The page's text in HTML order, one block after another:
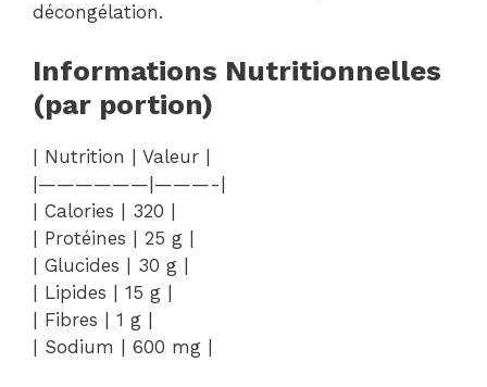
décongélation.
Informations Nutritionnelles
(par portion)
| Nutrition | Valeur |
|——————|———-|
| Calories | 320 |
| Protéines | 25 g |
| Glucides | 30 g |
| Lipides | 15 g |
| Fibres | 1 g |
| Sodium | 600 mg |